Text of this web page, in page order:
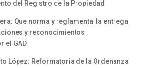
del Registro de la Propiedad
Que norma y reglamenta la entrega
y reconocimientos
el GAD
López: Reformatoria de la Ordenanza